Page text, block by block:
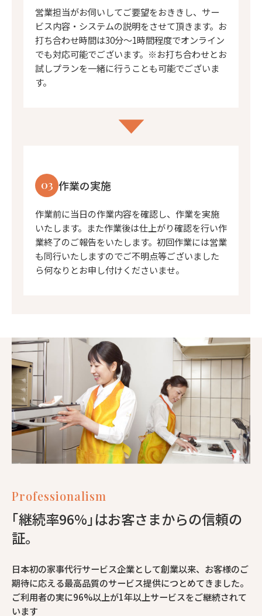
営業担当がお伺いしてご要望をおききし、サー
ビス内容・システムの説明をさせて頂きます。お
打ち合わせ時間は30分〜1時間程度でオンライン
でも対応可能でございます。※お打ち合わせとお
試しプランを一緒に行うことも可能でございま
す。
03 作業の実施
作業前に当日の作業内容を確認し、作業を実施
いたします。また作業後は仕上がり確認を行い作
業終了のご報告をいたします。初回作業には営業
も同行いたしますのでご不明点等ございました
ら何なりとお申し付けくださいませ。
Professionalism
｢継続率96%｣はお客さまからの信頼の
証。
日本初の家事代行サービス企業として創業以来、お客様のご
期待に応える最高品質のサービス提供につとめてきました。
ご利用者の実に96%以上が1年以上サービスをご継続されて
います